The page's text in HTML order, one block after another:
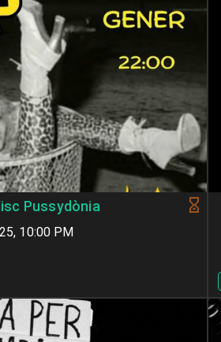
Pussydònia
10:00 PM